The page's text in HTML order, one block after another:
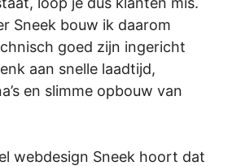
Sneek bouw ik daarom
goed zijn ingericht
aan snelle laadtijd,
en slimme opbouw van
webdesign Sneek hoort dat